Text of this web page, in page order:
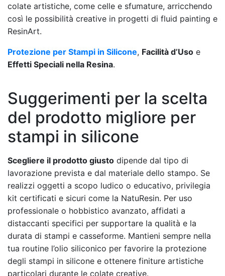
colate artistiche, come celle e sfumature, arricchendo
così le possibilità creative in progetti di fluid painting e
ResinArt.
Protezione per Stampi in Silicone, Facilità d’Uso e
Effetti Speciali nella Resina.
Suggerimenti per la scelta
del prodotto migliore per
stampi in silicone
Scegliere il prodotto giusto dipende dal tipo di
lavorazione prevista e dal materiale dello stampo. Se
realizzi oggetti a scopo ludico o educativo, privilegia
kit certificati e sicuri come la NatuResin. Per uso
professionale o hobbistico avanzato, affidati a
distaccanti specifici per supportare la qualità e la
durata di stampi e casseforme. Mantieni sempre nella
tua routine l’olio siliconico per favorire la protezione
degli stampi in silicone e ottenere finiture artistiche
particolari durante le colate creative.